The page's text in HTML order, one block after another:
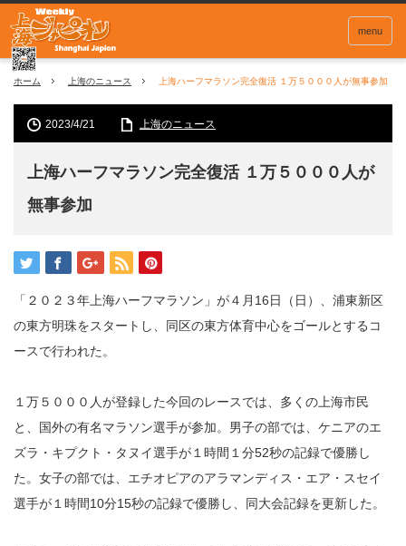
menu
ホーム 上海のニュース 上海ハーフマラソン完全復活 １万５０００人が無事参加
2023/4/21 上海のニュース
上海ハーフマラソン完全復活 １万５０００人が
無事参加
「２０２３年上海ハーフマラソン」が４月16日（日）、浦東新区
の東方明珠をスタートし、同区の東方体育中心をゴールとするコ
ースで行われた。
１万５０００人が登録した今回のレースでは、多くの上海市民
と、国外の有名マラソン選手が参加。男子の部では、ケニアのエ
ズラ・キプクト・タヌイ選手が１時間１分52秒の記録で優勝し
た。女子の部では、エチオピアのアラマンディス・エア・スセイ
選手が１時間10分15秒の記録で優勝し、同大会記録を更新した。